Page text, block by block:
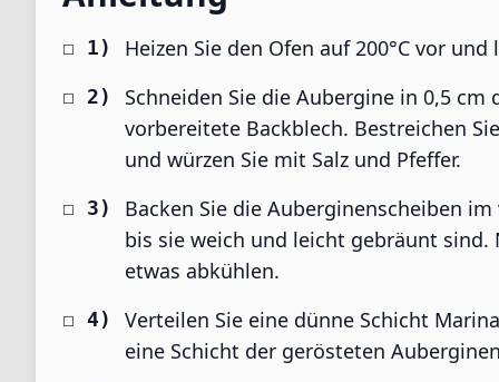
Heizen Sie den Ofen auf 200°C vor
Schneiden Sie die Aubergine in 0,5 cm
vorbereitete Backblech. Bestreichen
und würzen Sie mit Salz und Pfeffer.
Backen Sie die Auberginenscheiben
bis sie weich und leicht gebräunt sind.
etwas abkühlen.
Verteilen Sie eine dünne Schicht
eine Schicht der gerösteten